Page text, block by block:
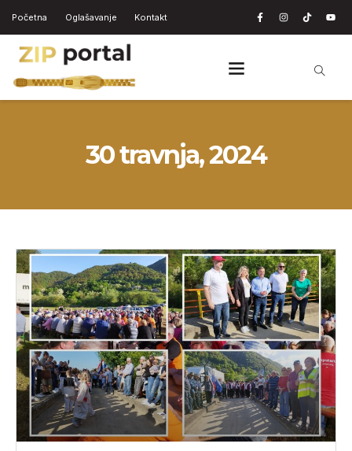
Početna Oglašavanje Kontakt
30 travnja, 2024